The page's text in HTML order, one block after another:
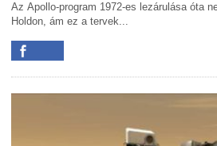
Az Apollo-program 1972-es lezárulása óta
Holdon, ám ez a tervek...